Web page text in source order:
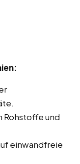
und
einwandfreie